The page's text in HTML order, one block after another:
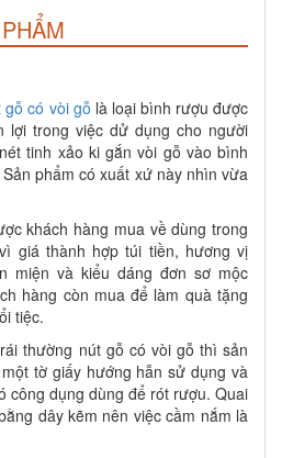
có vòi gỗ là loại bình rượu được
lợi trong việc dử dụng cho người
tinh xảo ki gắn vòi gỗ vào bình
phẩm có xuất xứ này nhìn vừa
khách hàng mua về dùng trong
giá thành hợp túi tiền, hương vị
miện và kiểu dáng đơn sơ mộc
hàng còn mua để làm quà tặng
tiệc.
thường nút gỗ có vòi gỗ thì sản
tờ giấy hướng hẫn sử dụng và
công dụng dùng để rót rượu. Quai
dây kẽm nên việc cầm nắm là